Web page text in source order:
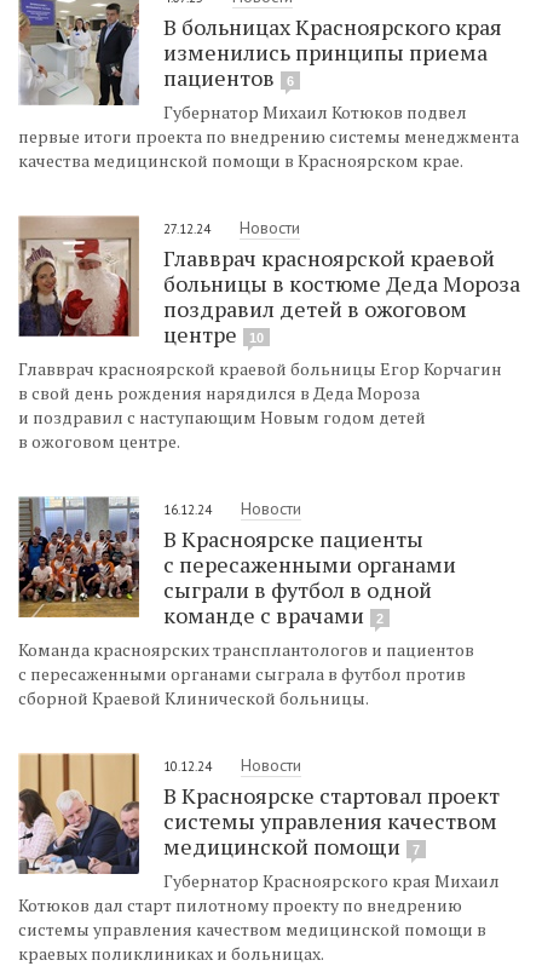
В больницах Красноярского края
изменились принципы приема
пациентов
6
Губернатор Михаил Котюков подвел
первые итоги проекта по внедрению системы менеджмента
качества медицинской помощи в Красноярском крае.
27.12.24 Новости
Главврач красноярской краевой
больницы в костюме Деда Мороза
поздравил детей в ожоговом
центре
10
Главврач красноярской краевой больницы Егор Корчагин
в свой день рождения нарядился в Деда Мороза
и поздравил с наступающим Новым годом детей
в ожоговом центре.
16.12.24 Новости
В Красноярске пациенты
с пересаженными органами
сыграли в футбол в одной
команде с врачами
2
Команда красноярских трансплантологов и пациентов
с пересаженными органами сыграла в футбол против
сборной Краевой Клинической больницы.
10.12.24 Новости
В Красноярске стартовал проект
системы управления качеством
медицинской помощи
7
Губернатор Красноярского края Михаил
Котюков дал старт пилотному проекту по внедрению
системы управления качеством медицинской помощи в
краевых поликлиниках и больницах.